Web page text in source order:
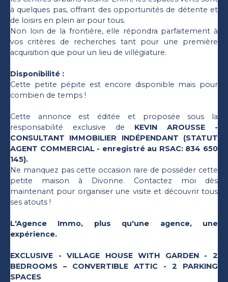
à quelques pas, offrant des opportunités de détente et
de loisirs en plein air pour tous.
Non loin de la frontière, elle répondra parfaitement à
vos critères de recherches tant pour une première
acquisition que pour un lieu de villégiature.
Disponibilité :
Cette petite pépite est encore disponible mais pour
combien de temps !
Cette annonce est éditée et proposée sous la
responsabilité exclusive de KEVIN AROUSSE -
CONSULTANT IMMOBILIER INDÉPENDANT (STATUT
AGENT COMMERCIAL - enregistré au RSAC: 834 650
145).
Ne manquez pas cette occasion rare de posséder cette
petite maison à Divonne. Contactez moi dès
maintenant pour organiser une visite et découvrir tous
ses atouts !
L'Agence Immo, plus qu'une agence, une
expérience.
EXCLUSIVE - VILLAGE HOUSE WITH GARDEN - 2
BEDROOMS – CONVERTIBLE ATTIC - 2 PARKING
SPACES